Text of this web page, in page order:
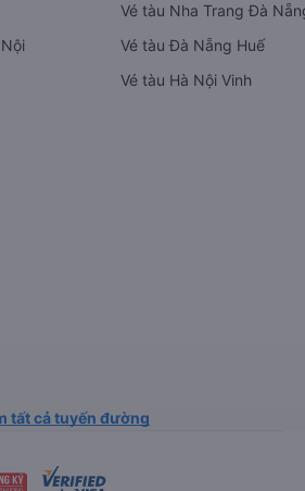
Vé tàu Nha Trang Đà
Vé tàu Đà Nẵng Huế
Vé tàu Hà Nội Vinh
tất cả tuyến đường